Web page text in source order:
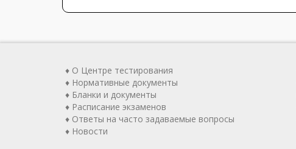
♦ О Центре тестирования
♦ Нормативные документы
♦ Бланки и документы
♦ Расписание экзаменов
♦ Ответы на часто задаваемые вопросы
♦ Новости